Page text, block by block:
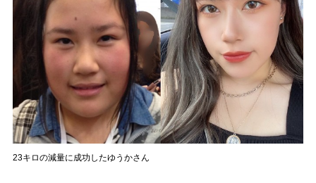
23キロの減量に成功したゆうかさん